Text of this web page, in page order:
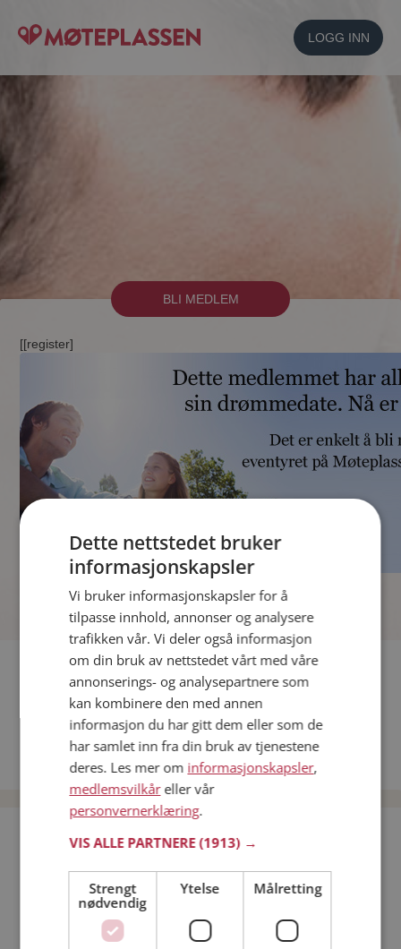
LOGG INN
BLI MEDLEM
[[register]
Fler single
Date menn i Norge
Date kvinner i Norge
Bli medlem gratis!
Jeg er en: Mann Kvinne
Min alder:
Dette nettstedet bruker
informasjonskapsler
Vi bruker informasjonskapsler for å
tilpasse innhold, annonser og analysere
trafikken vår. Vi deler også informasjon
om din bruk av nettstedet vårt med våre
annonserings- og analysepartnere som
kan kombinere den med annen
informasjon du har gitt dem eller som de
har samlet inn fra din bruk av tjenestene
deres. Les mer om informasjonskapsler,
medlemsvilkåreller vår
personvernerklæring.
VIS ALLE PARTNERE(1913) →
Strengt
nødvendig
Ytelse Målretting